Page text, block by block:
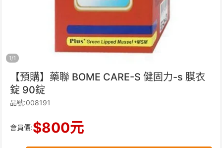
1/1
【預購】藥聯 BOME CARE-S 健固力-s 膜衣
錠 90錠
品號:008191
會員價:$800元